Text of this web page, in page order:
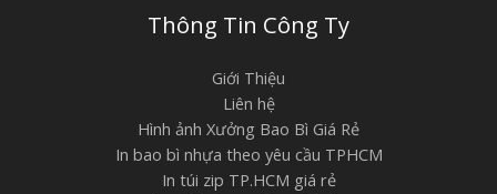
Thông Tin Công Ty
Giới Thiệu
Liên hệ
Hình ảnh Xưởng Bao Bì Giá Rẻ
In bao bì nhựa theo yêu cầu TPHCM
In túi zip TP.HCM giá rẻ